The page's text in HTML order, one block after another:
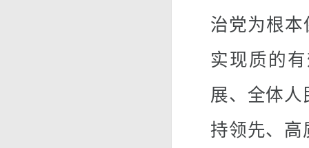
治党为根本
实现质的
展、全体
持领先、高